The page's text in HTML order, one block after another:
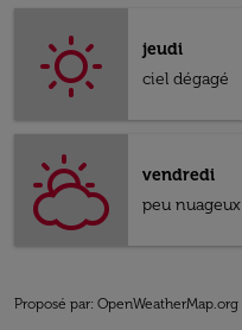
jeudi
ciel dégagé
vendredi
peu nuageux
Proposé par: OpenWeatherMap.org